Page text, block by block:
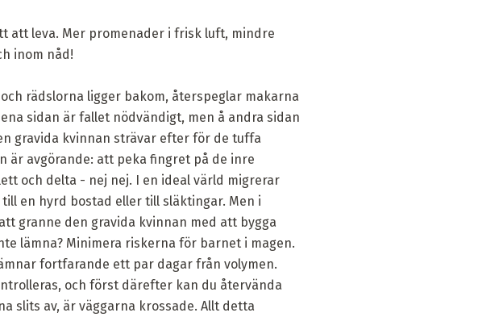
att leva. Mer promenader i frisk luft, mindre
inom nåd!
rädslorna ligger bakom, återspeglar makarna
sidan är fallet nödvändigt, men å andra sidan
gravida kvinnan strävar efter för de tuffa
är avgörande: att peka fingret på de inre
och delta - nej nej. I en ideal värld migrerar
en hyrd bostad eller till släktingar. Men i
granne den gravida kvinnan med att bygga
lämna? Minimera riskerna för barnet i magen.
fortfarande ett par dagar från volymen.
och först därefter kan du återvända
slits av, är väggarna krossade. Allt detta